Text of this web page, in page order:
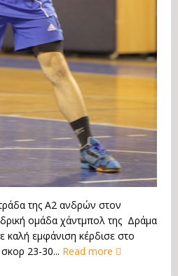
της Α2 ανδρών στον
ομάδα χάντμπολ της Δράμα
καλή εμφάνιση κέρδισε στο
σκορ 23-30... Read more